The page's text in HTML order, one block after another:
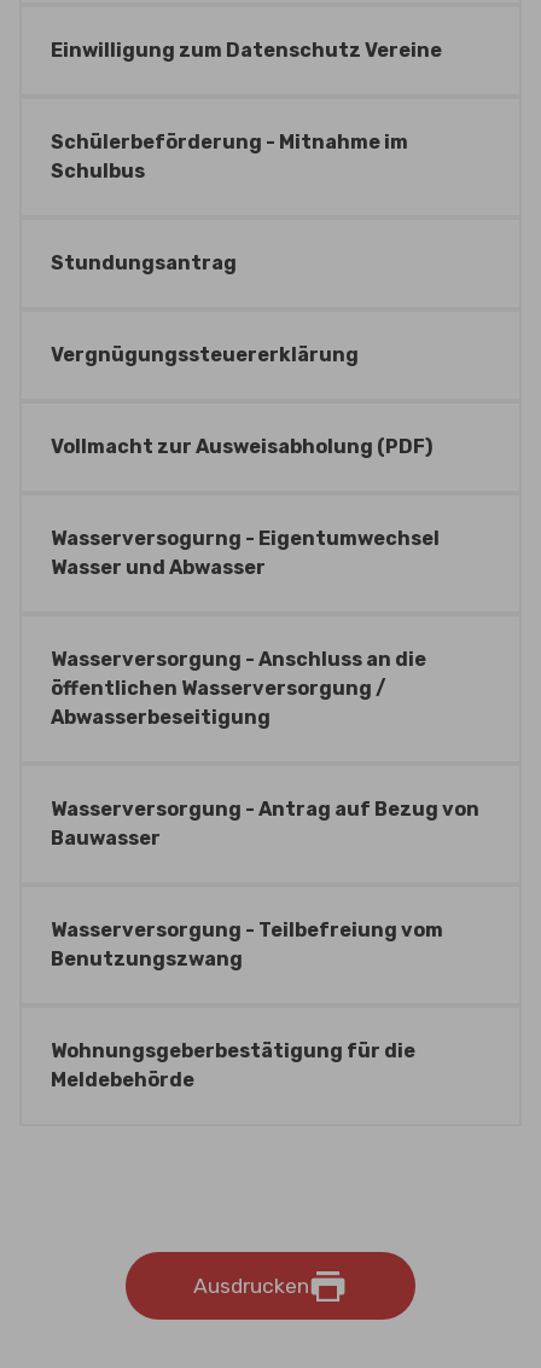
Einwilligung zum Datenschutz Vereine
Schülerbeförderung - Mitnahme im
Schulbus
Stundungsantrag
Vergnügungssteuererklärung
Vollmacht zur Ausweisabholung (PDF)
Wasserversogurng - Eigentumwechsel
Wasser und Abwasser
Wasserversorgung - Anschluss an die
öffentlichen Wasserversorgung /
Abwasserbeseitigung
Wasserversorgung - Antrag auf Bezug von
Bauwasser
Wasserversorgung - Teilbefreiung vom
Benutzungszwang
Wohnungsgeberbestätigung für die
Meldebehörde
Ausdrucken